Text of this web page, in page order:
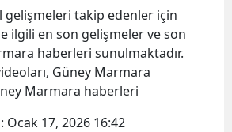
Antalya
Artvin
gelişmeleri takip edenler için
ilgili en son gelişmeler ve son
haberleri sunulmaktadır.
Güney Marmara
Marmara haberleri
Ocak 17, 2026 16:42